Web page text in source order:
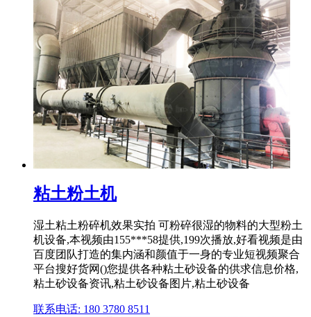
粘土粉土机
湿土粘土粉碎机效果实拍 可粉碎很湿的物料的大型粉土
机设备,本视频由155***58提供,199次播放,好看视频是由
百度团队打造的集内涵和颜值于一身的专业短视频聚合
平台搜好货网()您提供各种粘土砂设备的供求信息价格,
粘土砂设备资讯,粘土砂设备图片,粘土砂设备
联系电话: 180 3780 8511